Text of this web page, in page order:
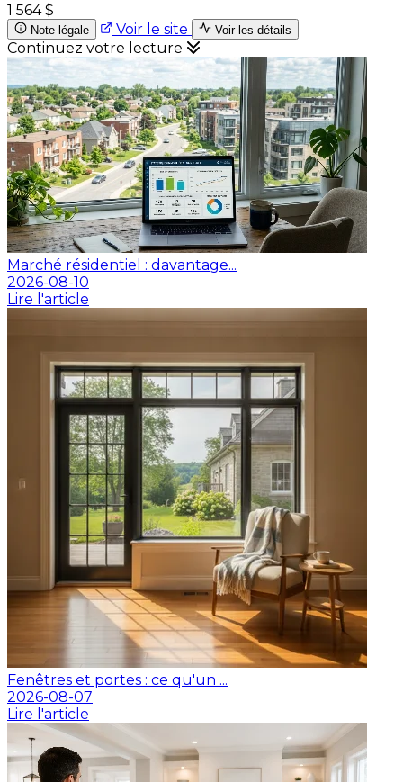
1 564 $
Note légale Voir le site Voir les détails
Continuez votre lecture
Marché résidentiel : davantage...
2026-08-10
Lire l'article
Fenêtres et portes : ce qu'un ...
2026-08-07
Lire l'article